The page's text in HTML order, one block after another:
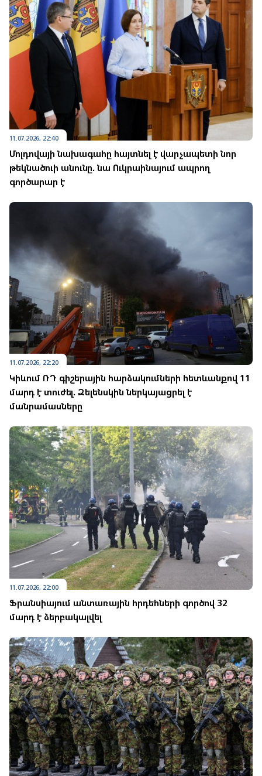
11.07.2026, 22:40
Մոլդովայի նախագահը հայտնել է վարչապետի նոր
թեկնածուի անունը. նա Ուկրաինայում ապրող
գործարար է
11.07.2026, 22:20
Կիևում ՌԴ գիշերային հարձակումների հետևանքով 11
մարդ է տուժել. Զելենսկին ներկայացրել է
մանրամասները
11.07.2026, 22:00
Ֆրանսիայում անտառային հրդեհների գործով 32
մարդ է ձերբակալվել